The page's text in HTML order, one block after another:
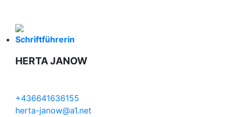
Schriftführerin
HERTA JANOW
+436641636155
herta-janow@a1.net